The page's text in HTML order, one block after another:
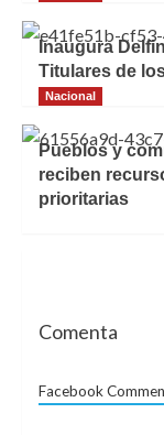
Inaugura
Titulares de
Nacional
Pueblos y
reciben
prioritarias
Comenta
Facebook